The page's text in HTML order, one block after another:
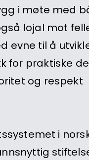
i møte med
lojal mot
evne til å
for praktiske
og respekt
i